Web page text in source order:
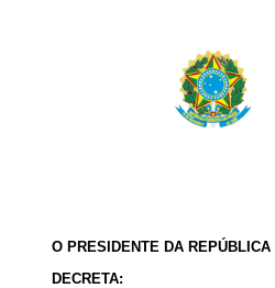
O PRESIDENTE DA REPÚBLICA
DECRETA: